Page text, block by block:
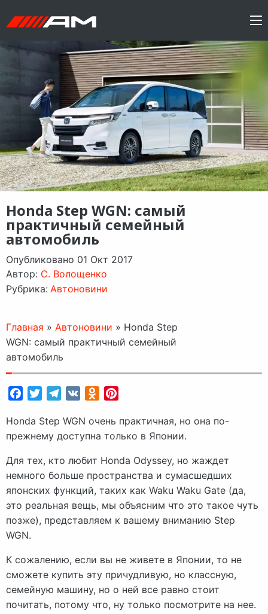
Honda Step WGN: самый
практичный семейный
автомобиль
Опубликовано 01 Окт 2017
Автор: C. Волощенко
Рубрика: Автоновини
Главная » Автоновини » Honda Step
WGN: самый практичный семейный
автомобиль
FacebookTwitterTelegram
VK Odnoklassniki
Honda Step WGN очень практичная, но она по-
прежнему доступна только в Японии.
Для тех, кто любит Honda Odyssey, но жаждет
немного больше пространства и сумасшедших
японских функций, таких как Waku Waku Gate (да,
это реальная вещь, мы объясним что это такое чуть
позже), представляем к вашему вниманию Step
WGN.
К сожалению, если вы не живете в Японии, то не
сможете купить эту причудливую, но классную,
семейную машину, но о ней все равно стоит
почитать, потому что, ну только посмотрите на нее.